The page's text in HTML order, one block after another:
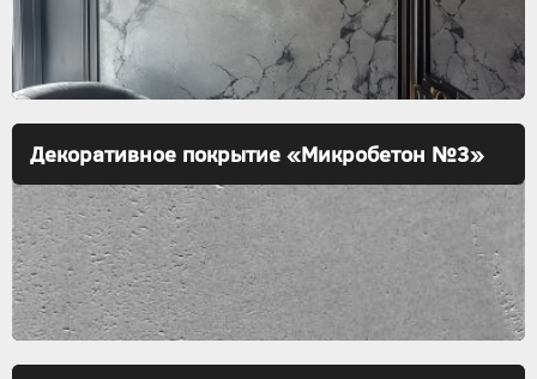
Декоративное покрытие «Микробетон №3»